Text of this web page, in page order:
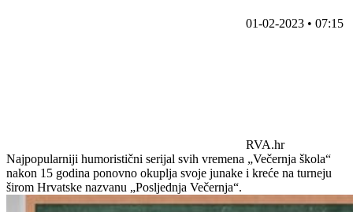
01-02-2023 • 07:15
RVA.hr
Najpopularniji humoristični serijal svih vremena „Večernja škola“
nakon 15 godina ponovno okuplja svoje junake i kreće na turneju
širom Hrvatske nazvanu „Posljednja Večernja“.